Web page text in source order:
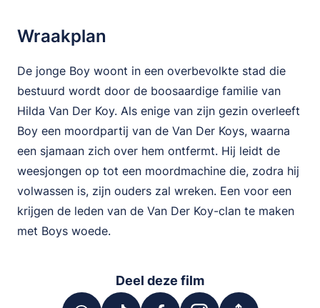
Wraakplan
De jonge Boy woont in een overbevolkte stad die
bestuurd wordt door de boosaardige familie van
Hilda Van Der Koy. Als enige van zijn gezin overleeft
Boy een moordpartij van de Van Der Koys, waarna
een sjamaan zich over hem ontfermt. Hij leidt de
weesjongen op tot een moordmachine die, zodra hij
volwassen is, zijn ouders zal wreken. Een voor een
krijgen de leden van de Van Der Koy-clan te maken
met Boys woede.
Deel deze film